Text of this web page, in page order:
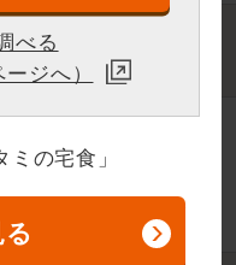
べる
ジへ）
の宅食」
交換はお受けでき
商品に不備な点等
タミの宅食」受付
さい。